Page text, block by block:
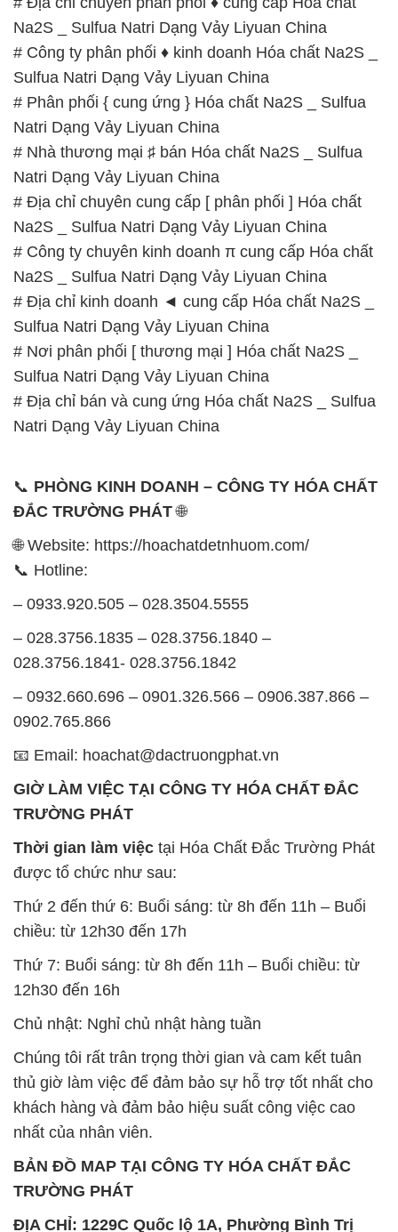
📞PHÒNG KINH DOANH – CÔNG TY HÓA CHẤT
ĐẮC TRƯỜNG PHÁT 🌐
🌐 Website: https://hoachatdetnhuom.com/
📞 Hotline:
– 0933.920.505 – 028.3504.5555
– 028.3756.1835 – 028.3756.1840 –
028.3756.1841- 028.3756.1842
– 0932.660.696 – 0901.326.566 – 0906.387.866 –
0902.765.866
📧 Email: hoachat@dactruongphat.vn
GIỜ LÀM VIỆC TẠI CÔNG TY HÓA CHẤT ĐẮC
TRƯỜNG PHÁT
Thời gian làm việc tại Hóa Chất Đắc Trường Phát
được tổ chức như sau:
chiều: từ 12h30 đến 17h
12h30 đến 16h
thủ giờ làm việc để đảm bảo sự hỗ trợ tốt nhất cho
khách hàng và đảm bảo hiệu suất công việc cao
nhất của nhân viên.
BẢN ĐỒ MAP TẠI CÔNG TY HÓA CHẤT ĐẮC
TRƯỜNG PHÁT
ĐỊA CHỈ: 1229C Quốc lộ 1A, Phường Bình Trị
Đông B, Quận Bình Tân, Sài Gòn TP. Hồ Chí
Minh
SẢN PHẨM TƯƠNG TỰ